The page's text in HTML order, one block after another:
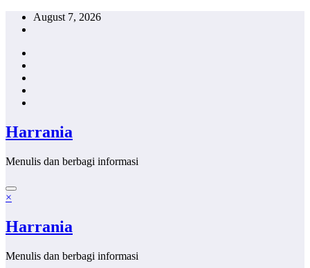
Skip
August 7, 2026
Harrania
Menulis dan berbagi informasi
×
Harrania
Menulis dan berbagi informasi